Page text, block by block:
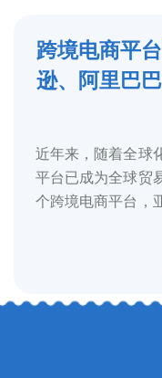
5
2025-3
跨境电商平
逊、阿里巴
近年来，随着全球
平台已成为全球贸
个跨境电商平台，